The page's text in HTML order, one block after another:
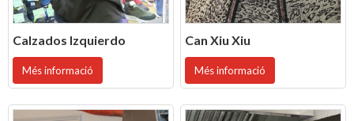
Calzados Izquierdo
Més informació
Can Xiu Xiu
Més informació